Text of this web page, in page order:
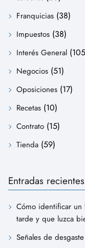
Franquicias (38)
Impuestos (38)
Interés General
Negocios (51)
Oposiciones (17)
Recetas (10)
Contrato (15)
Tienda (59)
Entradas recientes
Cómo identificar
tarde y que luzca
Señales de